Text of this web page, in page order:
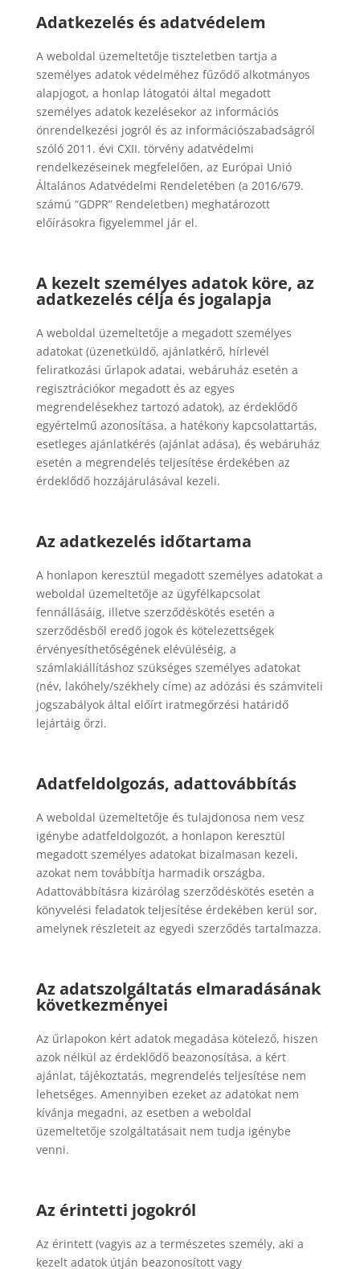
Adatkezelés és adatvédelem
A weboldal üzemeltetője tiszteletben tartja a
személyes adatok védelméhez fűződő alkotmányos
alapjogot, a honlap látogatói által megadott
személyes adatok kezelésekor az információs
önrendelkezési jogról és az információszabadságról
szóló 2011. évi CXII. törvény adatvédelmi
rendelkezéseinek megfelelően, az Európai Unió
Általános Adatvédelmi Rendeletében (a 2016/679.
számú “GDPR” Rendeletben) meghatározott
előírásokra figyelemmel jár el.
A kezelt személyes adatok köre, az
adatkezelés célja és jogalapja
A weboldal üzemeltetője a megadott személyes
adatokat (üzenetküldő, ajánlatkérő, hírlevél
feliratkozási űrlapok adatai, webáruház esetén a
regisztrációkor megadott és az egyes
megrendelésekhez tartozó adatok), az érdeklődő
egyértelmű azonosítása, a hatékony kapcsolattartás,
esetleges ajánlatkérés (ajánlat adása), és webáruház
esetén a megrendelés teljesítése érdekében az
érdeklődő hozzájárulásával kezeli.
Az adatkezelés időtartama
A honlapon keresztül megadott személyes adatokat a
weboldal üzemeltetője az ügyfélkapcsolat
fennállásáig, illetve szerződéskötés esetén a
szerződésből eredő jogok és kötelezettségek
érvényesíthetőségének elévüléséig, a
számlakiállításhoz szükséges személyes adatokat
(név, lakóhely/székhely címe) az adózási és számviteli
jogszabályok által előírt iratmegőrzési határidő
lejártáig őrzi.
Adatfeldolgozás, adattovábbítás
A weboldal üzemeltetője és tulajdonosa nem vesz
igénybe adatfeldolgozót, a honlapon keresztül
megadott személyes adatokat bizalmasan kezeli,
azokat nem továbbítja harmadik országba.
Adattovábbításra kizárólag szerződéskötés esetén a
könyvelési feladatok teljesítése érdekében kerül sor,
amelynek részleteit az egyedi szerződés tartalmazza.
Az adatszolgáltatás elmaradásának
következményei
Az űrlapokon kért adatok megadása kötelező, hiszen
azok nélkül az érdeklődő beazonosítása, a kért
ajánlat, tájékoztatás, megrendelés teljesítése nem
lehetséges. Amennyiben ezeket az adatokat nem
kívánja megadni, az esetben a weboldal
üzemeltetője szolgáltatásait nem tudja igénybe
venni.
Az érintetti jogokról
Az érintett (vagyis az a természetes személy, aki a
kezelt adatok útján beazonosított vagy